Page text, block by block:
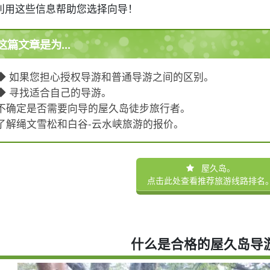
用这些信息帮助您选择向导！
篇文章是为...
如果您担心授权导游和普通导游之间的区别。
寻找适合自己的导游。
确定是否需要向导的屋久岛徒步旅行者。
解绳文雪松和白谷-云水峡旅游的报价。
屋久岛。
点击此处查看推荐旅游线路排名
什么是合格的屋久岛导